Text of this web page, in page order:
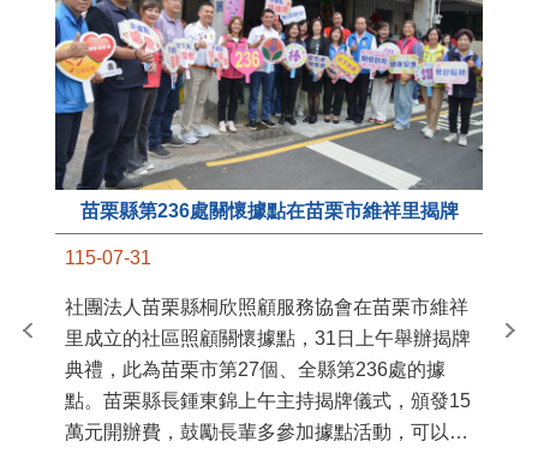
苗栗縣第236處關懷據點在苗栗市維祥里揭牌
115-07-31
社團法人苗栗縣桐欣照顧服務協會在苗栗市維祥
里成立的社區照顧關懷據點，31日上午舉辦揭牌
典禮，此為苗栗市第27個、全縣第236處的據
點。苗栗縣長鍾東錦上午主持揭牌儀式，頒發15
萬元開辦費，鼓勵長輩多參加據點活動，可以更
苗